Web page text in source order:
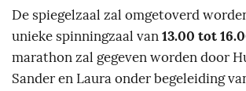
De spiegelzaal zal omgetoverd
unieke spinningzaal van 13.00 tot
marathon zal gegeven worden door
Sander en Laura onder begeleiding